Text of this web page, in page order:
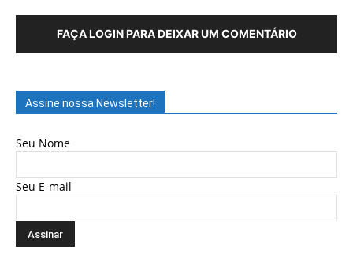
FAÇA LOGIN PARA DEIXAR UM COMENTÁRIO
Assine nossa Newsletter!
Seu Nome
Seu E-mail